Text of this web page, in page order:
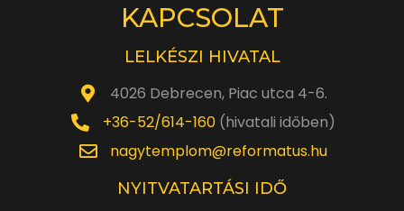
KAPCSOLAT
LELKÉSZI HIVATAL
4026 Debrecen, Piac utca 4-6.
+36-52/614-160(hivatali időben)
nagytemplom@reformatus.hu
NYITVATARTÁSI IDŐ